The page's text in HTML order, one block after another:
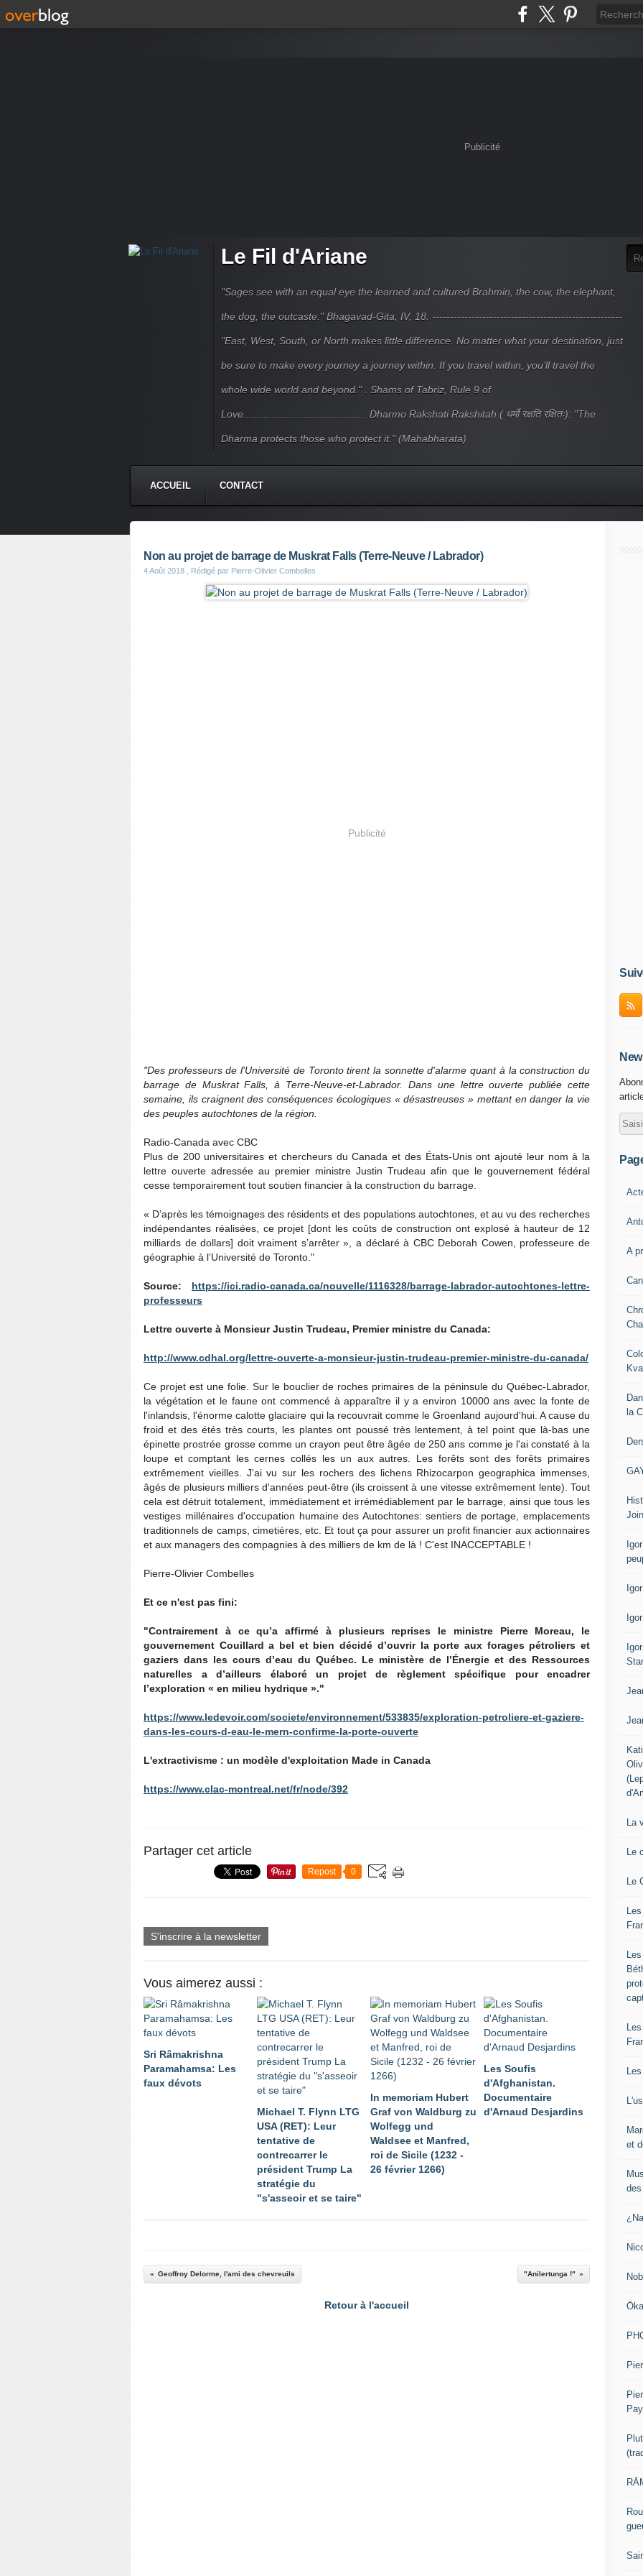
Publicité
Le Fil d'Ariane
"Sages see with an equal eye the learned and cultured Brahmin, the cow, the elephant,
the dog, the outcaste." Bhagavad-Gita, IV, 18. -----------------------------------------------------
"East, West, South, or North makes little difference. No matter what your destination, just
be sure to make every journey a journey within. If you travel within, you’ll travel the
whole wide world and beyond." . Shams of Tabriz, Rule 9 of
Love........................................... Dharmo Rakshati Rakshitah ( धर्मो रक्षति रक्षितः): "The
Dharma protects those who protect it." (Mahabharata)
ACCUEIL CONTACT
Non au projet de barrage de Muskrat Falls (Terre-Neuve / Labrador)
4 Août 2018 , Rédigé par Pierre-Olivier Combelles
Publicité
"Des professeurs de l'Université de Toronto tirent la sonnette d'alarme quant à la construction du
barrage de Muskrat Falls, à Terre-Neuve-et-Labrador. Dans une lettre ouverte publiée cette
semaine, ils craignent des conséquences écologiques « désastreuses » mettant en danger la vie
des peuples autochtones de la région.
Radio-Canada avec CBC
Plus de 200 universitaires et chercheurs du Canada et des États-Unis ont ajouté leur nom à la
lettre ouverte adressée au premier ministre Justin Trudeau afin que le gouvernement fédéral
cesse temporairement tout soutien financier à la construction du barrage.
« D’après les témoignages des résidents et des populations autochtones, et au vu des recherches
indépendantes réalisées, ce projet [dont les coûts de construction ont explosé à hauteur de 12
milliards de dollars] doit vraiment s’arrêter », a déclaré à CBC Deborah Cowen, professeure de
géographie à l’Université de Toronto."
Source: https://ici.radio-canada.ca/nouvelle/1116328/barrage-labrador-autochtones-lettre-
professeurs
Lettre ouverte à Monsieur Justin Trudeau, Premier ministre du Canada:
http://www.cdhal.org/lettre-ouverte-a-monsieur-justin-trudeau-premier-ministre-du-canada/
Ce projet est une folie. Sur le bouclier de roches primaires de la péninsule du Québec-Labrador,
la végétation et le faune ont commencé à apparaître il y a environ 10000 ans avec la fonte de
l'inlandsis, l'énorme calotte glaciaire qui la recouvrait comme le Groenland aujourd'hui. A cause du
froid et des étés très courts, les plantes ont poussé très lentement, à tel point que là-bas une
épinette prostrée grosse comme un crayon peut être âgée de 250 ans comme je l'ai constaté à la
loupe et comptant les cernes collés les un aux autres. Les forêts sont des forêts primaires
extrêmement vieilles. J'ai vu sur les rochers des lichens Rhizocarpon geographica immenses,
âgés de plusieurs milliers d'années peut-être (ils croissent à une vitesse extrêmement lente). Tout
cela est détruit totalement, immédiatement et irrémédiablement par le barrage, ainsi que tous les
vestiges millénaires d'occupation humaine des Autochtones: sentiers de portage, emplacements
traditionnels de camps, cimetières, etc. Et tout ça pour assurer un profit financier aux actionnaires
et aux managers des compagnies à des milliers de km de là ! C'est INACCEPTABLE !
Pierre-Olivier Combelles
Et ce n'est pas fini:
"Contrairement à ce qu’a affirmé à plusieurs reprises le ministre Pierre Moreau, le
gouvernement Couillard a bel et bien décidé d’ouvrir la porte aux forages pétroliers et
gaziers dans les cours d’eau du Québec. Le ministère de l’Énergie et des Ressources
naturelles a d’ailleurs élaboré un projet de règlement spécifique pour encadrer
l’exploration « en milieu hydrique »."
https://www.ledevoir.com/societe/environnement/533835/exploration-petroliere-et-gaziere-
dans-les-cours-d-eau-le-mern-confirme-la-porte-ouverte
L'extractivisme : un modèle d'exploitation Made in Canada
https://www.clac-montreal.net/fr/node/392
Partager cet article
Repost 0
S'inscrire à la newsletter
Vous aimerez aussi :
Sri Râmakrishna
Paramahamsa: Les
faux dévots
Michael T. Flynn LTG
USA (RET): Leur
tentative de
contrecarrer le
président Trump La
stratégie du
"s'asseoir et se taire"
In memoriam Hubert
Graf von Waldburg zu
Wolfegg und
Waldsee et Manfred,
roi de Sicile (1232 -
26 février 1266)
Les Soufis
d'Afghanistan.
Documentaire
d'Arnaud Desjardins
Geoffroy Delorme, l'ami des chevreuils "Anilertunga !"
Retour à l'accueil
A
la
La
Le
Le
et
des